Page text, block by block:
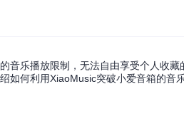
音乐播放限制，无法自由享受个人收
如何利用XiaoMusic突破小爱音箱的音